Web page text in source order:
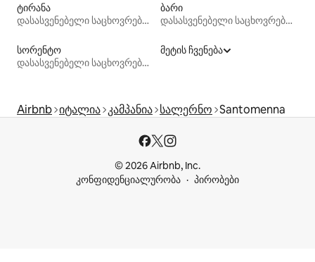
ტირანა
დასასვენებელი საცხოვრებლები
ბარი
დასასვენებელი საცხოვრებლები
სორენტო
დასასვენებელი საცხოვრებლები
მეტის ჩვენება
Airbnb იტალია კამპანია სალერნო Santomenna
© 2026 Airbnb, Inc.
კონფიდენციალურობა
პირობები